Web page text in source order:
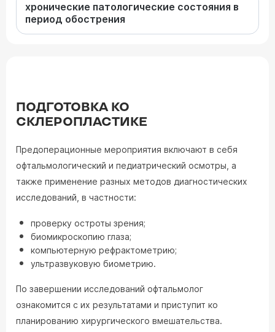
хронические патологические состояния в
период обострения
ПОДГОТОВКА КО
СКЛЕРОПЛАСТИКЕ
Предоперационные мероприятия включают в себя
офтальмологический и педиатрический осмотры, а
также применение разных методов диагностических
исследований, в частности:
проверку остроты зрения;
биомикроскопию глаза;
компьютерную рефрактометрию;
ультразвуковую биометрию.
По завершении исследований офтальмолог
ознакомится с их результатами и приступит ко
планированию хирургического вмешательства.